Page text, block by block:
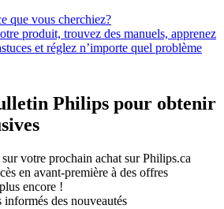
que vous cherchiez?
produit, trouvez des manuels, apprenez
et réglez n’importe quel problème
Philips pour obtenir
votre prochain achat sur Philips.ca​
en avant-première à des offres
encore !
informés des nouveautés